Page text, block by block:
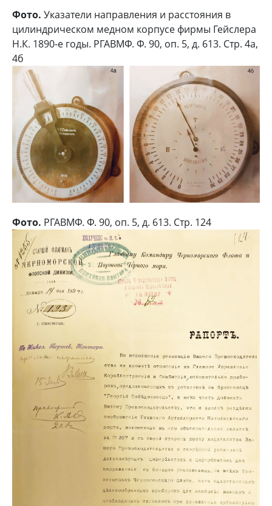
Фото. Указатели направления и расстояния в
цилиндрическом медном корпусе фирмы Гейслера
Н.К. 1890-е годы. РГАВМФ. Ф. 90, оп. 5, д. 613. Стр. 4а,
4б
Фото. РГАВМФ. Ф. 90, оп. 5, д. 613. Стр. 124